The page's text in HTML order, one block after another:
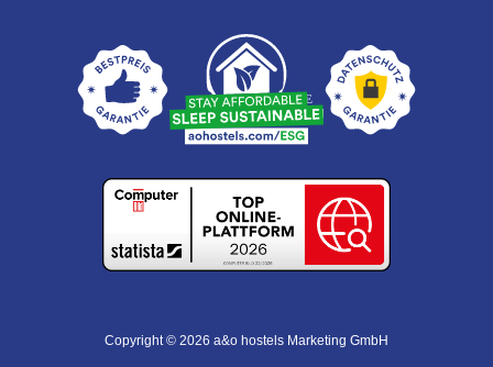
Copyright © 2026 a&o hostels Marketing GmbH